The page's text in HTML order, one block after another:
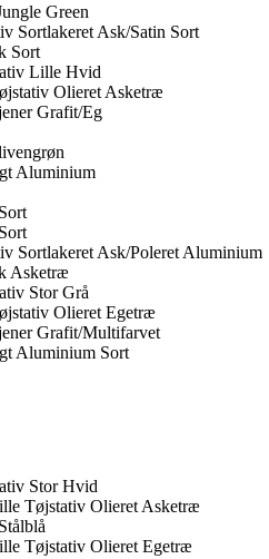
Green
Sortlakeret Ask/Satin Sort
Sort
Lille Hvid
Olieret Asketræ
Grafit/Eg
Aluminium
Sortlakeret Ask/Poleret Aluminium
Asketræ
Stor Grå
Olieret Egetræ
Grafit/Multifarvet
Aluminium Sort
Stor Hvid
Tøjstativ Olieret Asketræ
Tøjstativ Olieret Egetræ